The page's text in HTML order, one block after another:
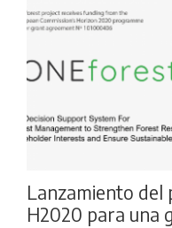
Lanzamiento
H2020 para una